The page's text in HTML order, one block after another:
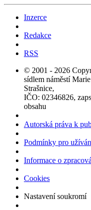
Inzerce
Redakce
RSS
© 2001 - 2026
sídlem náměstí
Strašnice,
IČO: 02346826,
obsahu
Autorská práva k
Podmínky pro
Informace o
Cookies
Nastavení soukromí